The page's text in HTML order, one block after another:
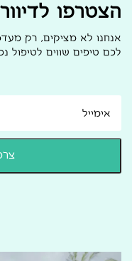
הצטרפו
אנחנו לא מציקים, רק
לכם טיפים שווים לטיפול